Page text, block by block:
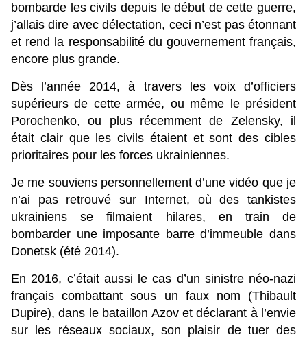
bombarde les civils depuis le début de cette guerre,
j’allais dire avec délectation, ceci n’est pas étonnant
et rend la responsabilité du gouvernement français,
encore plus grande.
Dès l’année 2014, à travers les voix d’officiers
supérieurs de cette armée, ou même le président
Porochenko, ou plus récemment de Zelensky, il
était clair que les civils étaient et sont des cibles
prioritaires pour les forces ukrainiennes.
Je me souviens personnellement d’une vidéo que je
n’ai pas retrouvé sur Internet, où des tankistes
ukrainiens se filmaient hilares, en train de
bombarder une imposante barre d’immeuble dans
Donetsk (été 2014).
En 2016, c’était aussi le cas d’un sinistre néo-nazi
français combattant sous un faux nom (Thibault
Dupire), dans le bataillon Azov et déclarant à l’envie
sur les réseaux sociaux, son plaisir de tuer des